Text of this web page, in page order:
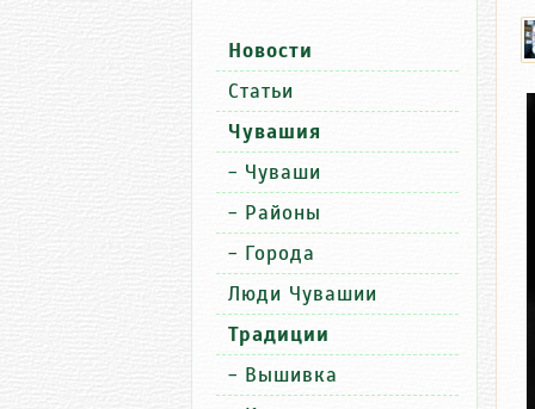
Новости
Статьи
Чувашия
- Чуваши
- Районы
- Города
Люди Чувашии
Традиции
- Вышивка